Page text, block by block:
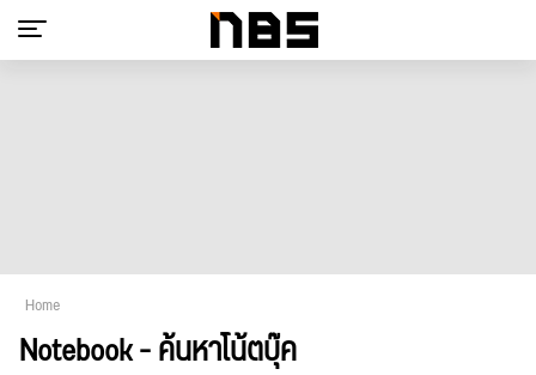
Home
Notebook - ค้นหาโน้ตบุ๊ค